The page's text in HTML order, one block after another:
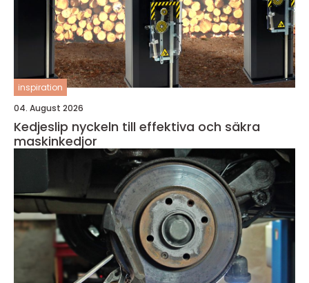
inspiration
04. August 2026
Kedjeslip nyckeln till effektiva och säkra
maskinkedjor